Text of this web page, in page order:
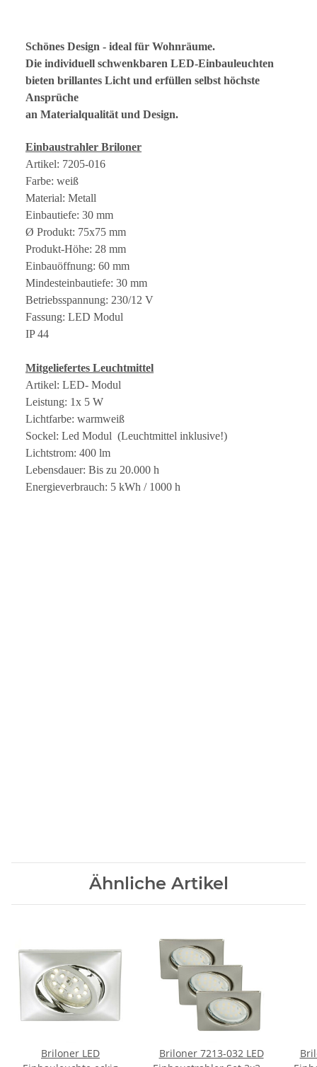
Schönes Design - ideal für Wohnräume.
Die individuell schwenkbaren LED-Einbauleuchten
bieten brillantes Licht und erfüllen selbst höchste
Ansprüche
an Materialqualität und Design.
Einbaustrahler Briloner
Artikel: 7205-016
Farbe: weiß
Material: Metall
Einbautiefe: 30 mm
Ø Produkt: 75x75 mm
Produkt-Höhe: 28 mm
Einbauöffnung: 60 mm
Mindesteinbautiefe: 30 mm
Betriebsspannung: 230/12 V
Fassung: LED Modul
IP 44
Mitgeliefertes Leuchtmittel
Artikel: LED- Modul
Leistung: 1x 5 W
Lichtfarbe: warmweiß
Sockel: Led Modul (Leuchtmittel inklusive!)
Lichtstrom: 400 lm
Lebensdauer: Bis zu 20.000 h
Energieverbrauch: 5 kWh / 1000 h
Ähnliche Artikel
Briloner LED
Briloner 7213-032 LED